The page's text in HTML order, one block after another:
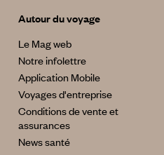
Autour du voyage
Le Mag web
Notre infolettre
Application Mobile
Voyages d'entreprise
Conditions de vente et
assurances
News santé